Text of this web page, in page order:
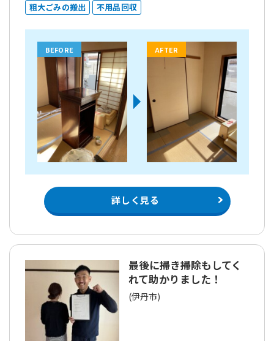
粗大ごみの搬出 不用品回収
BEFORE AFTER
詳しく見る
最後に掃き掃除もしてく
れて助かりました！
(伊丹市)